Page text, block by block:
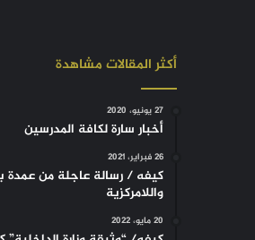
أكثر المقالات مشاهدة
27 يونيو، 2020
أخبار سارة لكافة المدرسين
26 فبراير، 2021
كيفه / رسالة عاجلة من عمدة
واللامركزية
20 مايو، 2022